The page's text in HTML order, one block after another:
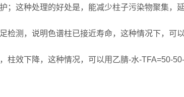
这种处理的好处是，能减少柱子污染物聚集，
测，说明色谱柱已接近寿命，这种情况下，可以
效下降，这种情况，可以用乙腈-水-TFA=50-50-